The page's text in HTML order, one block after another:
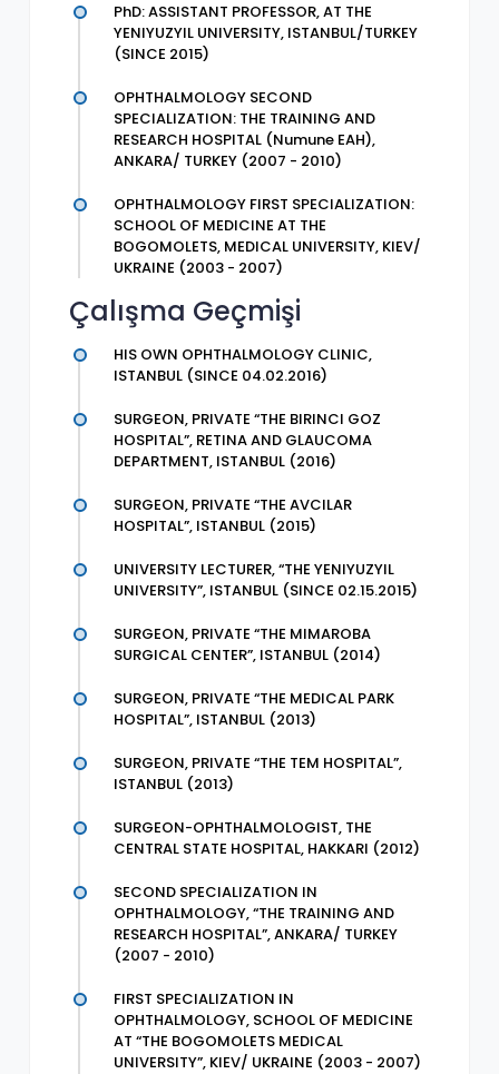
PhD: ASSISTANT PROFESSOR, AT THE
YENIYUZYIL UNIVERSITY, ISTANBUL/TURKEY
(SINCE 2015)
OPHTHALMOLOGY SECOND
SPECIALIZATION: THE TRAINING AND
RESEARCH HOSPITAL (Numune EAH),
ANKARA/ TURKEY (2007 - 2010)
OPHTHALMOLOGY FIRST SPECIALIZATION:
SCHOOL OF MEDICINE AT THE
BOGOMOLETS, MEDICAL UNIVERSITY, KIEV/
UKRAINE (2003 - 2007)
Çalışma Geçmişi
HIS OWN OPHTHALMOLOGY CLINIC,
ISTANBUL (SINCE 04.02.2016)
SURGEON, PRIVATE “THE BIRINCI GOZ
HOSPITAL”, RETINA AND GLAUCOMA
DEPARTMENT, ISTANBUL (2016)
SURGEON, PRIVATE “THE AVCILAR
HOSPITAL”, ISTANBUL (2015)
UNIVERSITY LECTURER, “THE YENIYUZYIL
UNIVERSITY”, ISTANBUL (SINCE 02.15.2015)
SURGEON, PRIVATE “THE MIMAROBA
SURGICAL CENTER”, ISTANBUL (2014)
SURGEON, PRIVATE “THE MEDICAL PARK
HOSPITAL”, ISTANBUL (2013)
SURGEON, PRIVATE “THE TEM HOSPITAL”,
ISTANBUL (2013)
SURGEON-OPHTHALMOLOGIST, THE
CENTRAL STATE HOSPITAL, HAKKARI (2012)
SECOND SPECIALIZATION IN
OPHTHALMOLOGY, “THE TRAINING AND
RESEARCH HOSPITAL”, ANKARA/ TURKEY
(2007 - 2010)
FIRST SPECIALIZATION IN
OPHTHALMOLOGY, SCHOOL OF MEDICINE
AT “THE BOGOMOLETS MEDICAL
UNIVERSITY”, KIEV/ UKRAINE (2003 - 2007)